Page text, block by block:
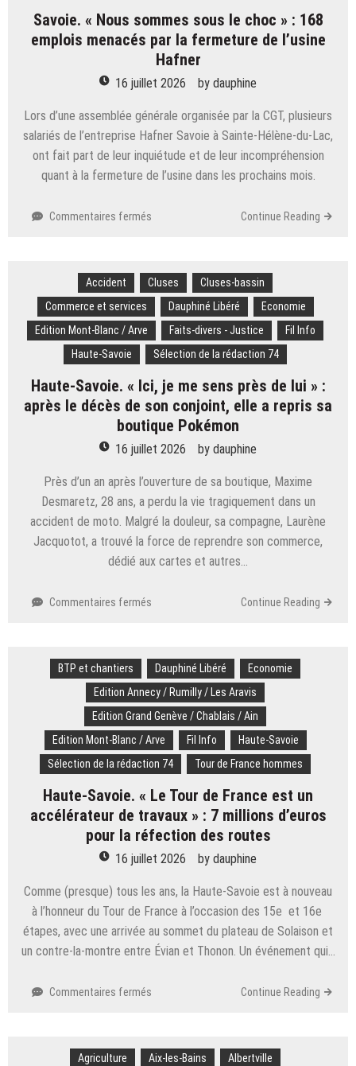
de
Bivouak,
la
marque
de
pour
hommes
100 %
made
in
Savoie. « Nous sommes sous le choc » : 168
emplois menacés par la fermeture de l’usine
Hafner
16 juillet 2026 by dauphine
Lors d’une assemblée générale organisée par la CGT, plusieurs
salariés de l’entreprise Hafner Savoie à Sainte-Hélène-du-Lac,
ont fait part de leur inquiétude et de leur incompréhension
quant à la fermeture de l’usine dans les prochains mois.
Commentaires fermés
sous
le
choc » :
emplois
menacés
par
la
fermeture
de
l’usine
Continue Reading
Accident Cluses
Cluses-bassin
Commerce et services
Dauphiné Libéré
Economie
Edition Mont-Blanc / Arve
Faits-divers - Justice
Fil Info
Haute-Savoie
Sélection de la rédaction 74
Haute-Savoie. « Ici, je me sens près de lui » :
après le décès de son conjoint, elle a repris sa
boutique Pokémon
16 juillet 2026 by dauphine
Près d’un an après l’ouverture de sa boutique, Maxime
Desmaretz, 28 ans, a perdu la vie tragiquement dans un
accident de moto. Malgré la douleur, sa compagne, Laurène
Jacquotot, a trouvé la force de reprendre son commerce,
dédié aux cartes et autres…
Commentaires fermés
je
me
sens
près
de
lui » :
après
décès
de
son
conjoint,
a
boutique
Pokémon
Continue Reading
BTP et chantiers Dauphiné Libéré
Economie
Edition Annecy / Rumilly / Les Aravis
Edition Grand Genève / Chablais / Ain
Edition Mont-Blanc / Arve
Fil Info
Haute-Savoie
Sélection de la rédaction 74
Tour de France hommes
Haute-Savoie. « Le Tour de France est un
accélérateur de travaux » : 7 millions d’euros
pour la réfection des routes
16 juillet 2026 by dauphine
Comme (presque) tous les ans, la Haute-Savoie est à nouveau
à l’honneur du Tour de France à l’occasion des 15e et 16e
étapes, avec une arrivée au sommet du plateau de Solaison et
un contre-la-montre entre Évian et Thonon. Un événement qui…
Commentaires fermés
Tour
Continue Reading
Agriculture Aix-les-Bains
Albertville